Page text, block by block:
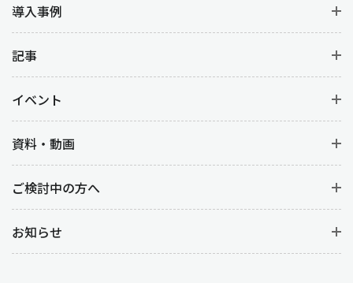
導入事例
記事
イベント
資料・動画
ご検討中の方へ
お知らせ